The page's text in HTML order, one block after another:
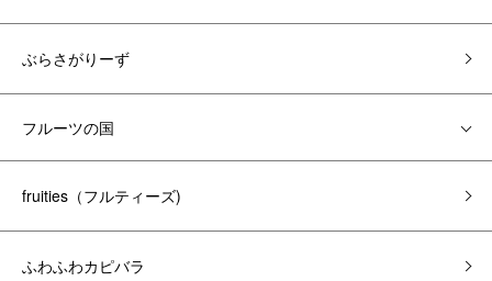
ぶらさがりーず
フルーツの国
fruities（フルティーズ)
ふわふわカピバラ